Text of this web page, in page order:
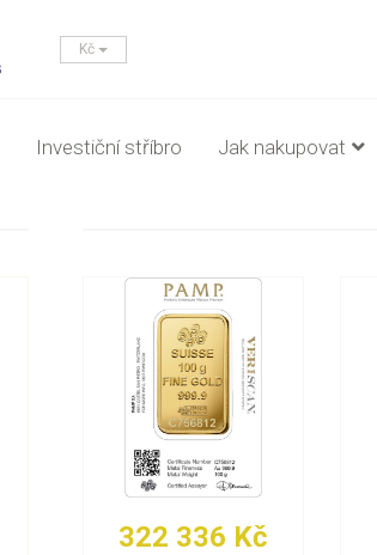
Kč
Investiční stříbro Jak nakupovat
322 336 Kč